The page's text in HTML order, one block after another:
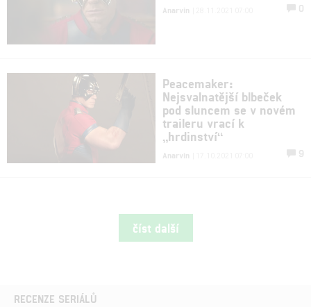
Anarvin 0
Peacemaker:
Nejsvalnatější blbeček
pod sluncem se v novém
traileru vrací k
„hrdinství“
Anarvin 9
číst další
RECENZE SERIÁLŮ